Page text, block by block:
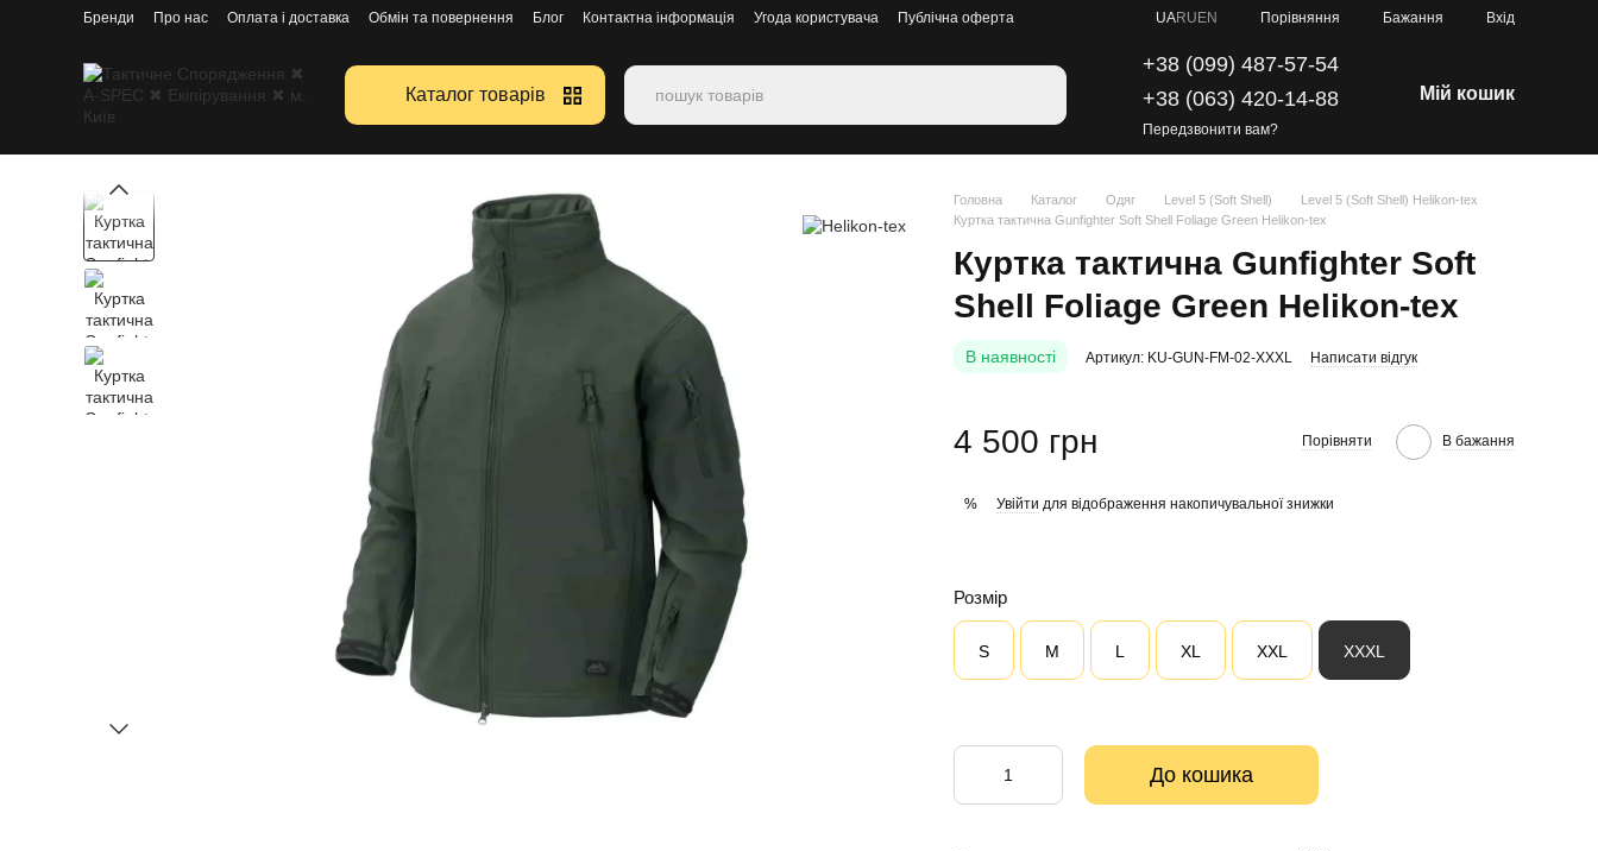
Перейти к основному контенту
Бренди Про нас Оплата і доставка Обмін та повернення Блог Контактна інформація Угода користувача Публічна оферта UARU EN Порівняння Бажання Вхід
Каталог товарів
+38 (099) 487-57-54
+38 (063) 420-14-88
Передзвонити вам?
Мій кошик
Головна Каталог Одяг Level 5 (Soft Shell)
Level 5 (Soft Shell) Helikon-tex
Куртка тактична Gunfighter Soft Shell Foliage Green Helikon-tex
Куртка тактична Gunfighter Soft
Shell Foliage Green Helikon-tex
В наявності Артикул: KU-GUN-FM-02-XXXL Написати відгук
4 500 грн Порівняти В бажання
% Увійти для відображення накопичувальної знижки
Розмір
S M L XL XXL XXXL
До кошика